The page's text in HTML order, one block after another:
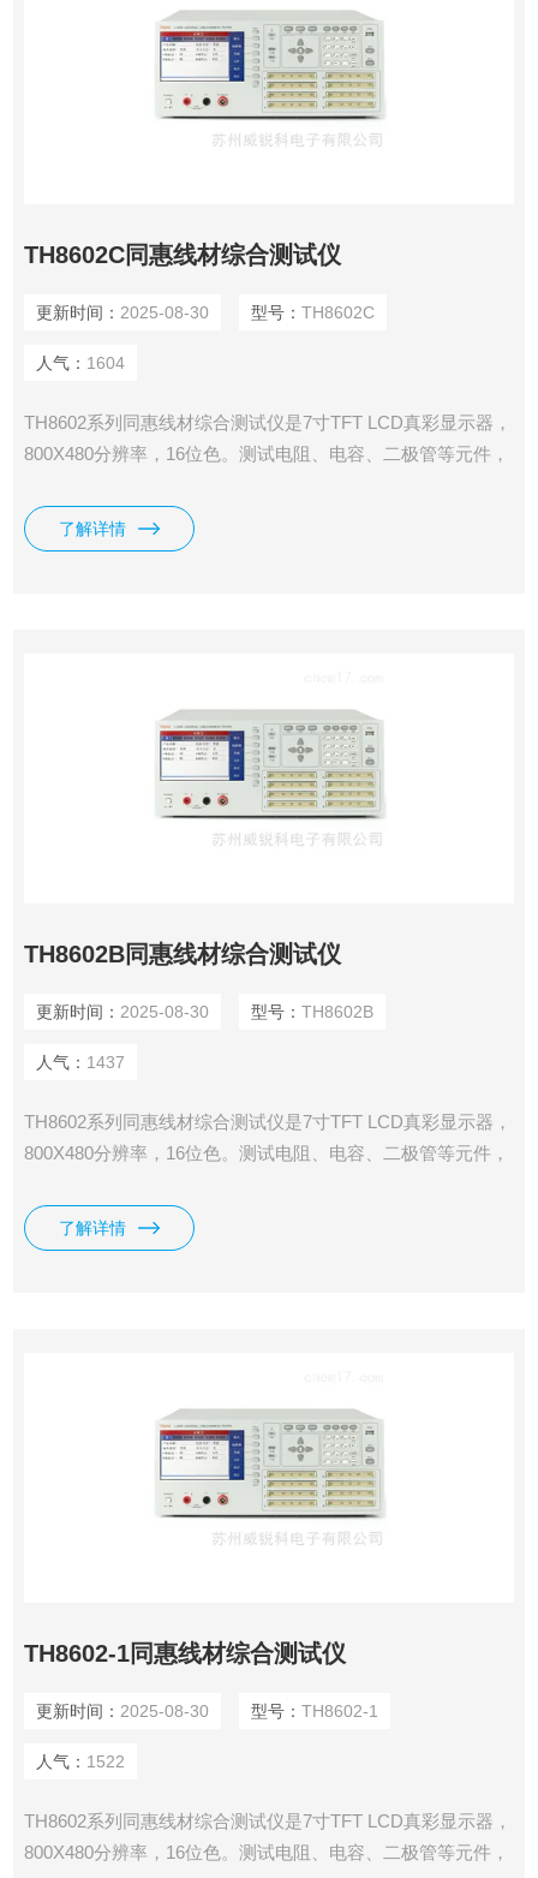
TH8602C同惠线材综合测试仪
更新时间： 2025-08-30 型号： TH8602C
人气： 1604
TH8602系列同惠线材综合测试仪是7寸TFT LCD真彩显示器，
800X480分辨率，16位色。测试电阻、电容、二极管等元件，
行采样技术，采样数据更快，支持Typec相关线材测试，提供
了整套测试方案，加入了元件 一键设定功能。内设一个独立
了解详情
TH8602B同惠线材综合测试仪
更新时间： 2025-08-30 型号： TH8602B
人气： 1437
TH8602系列同惠线材综合测试仪是7寸TFT LCD真彩显示器，
800X480分辨率，16位色。测试电阻、电容、二极管等元件，
行采样技术，采样数据更快，支持Typec相关线材测试，提供
了整套测试方案，加入了元件 一键设定功能。内设一个独立
了解详情
TH8602-1同惠线材综合测试仪
更新时间： 2025-08-30 型号： TH8602-1
人气： 1522
TH8602系列同惠线材综合测试仪是7寸TFT LCD真彩显示器，
800X480分辨率，16位色。测试电阻、电容、二极管等元件，